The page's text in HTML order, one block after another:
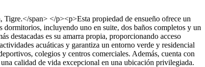
span> </p><p>Esta propiedad de ensueño ofrece un
incluyendo uno en suite, dos baños completos y un
destacadas es su amarra propia, proporcionando acceso
acuáticas y garantiza un entorno verde y residencial
colegios y centros comerciales. Además, cuenta con
calidad de vida excepcional en una ubicación privilegiada.